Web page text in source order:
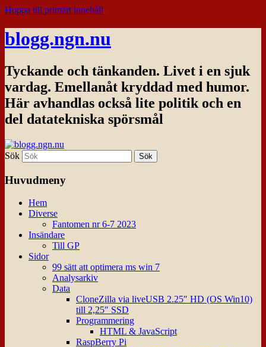
Hoppa till primärt innehåll
blogg.ngn.nu
Tyckande och tänkanden. Livet i en sjuk
vardag. Emellanåt kryddad med humor.
Här avhandlas också lite politik och en
del datatekniska spörsmål
Sök
Huvudmeny
Hem
Diverse
Fantomen nr 6-7 2023
Insändare
Till GP
Sidor
99 sätt att optimera ms win 7
Analysarkiv
Data
CloneZilla via liveUSB 2.25″ HD (OS Win10)
till 2,25″ SSD
Programmering
HTML & JavaScript
RaspBerry Pi